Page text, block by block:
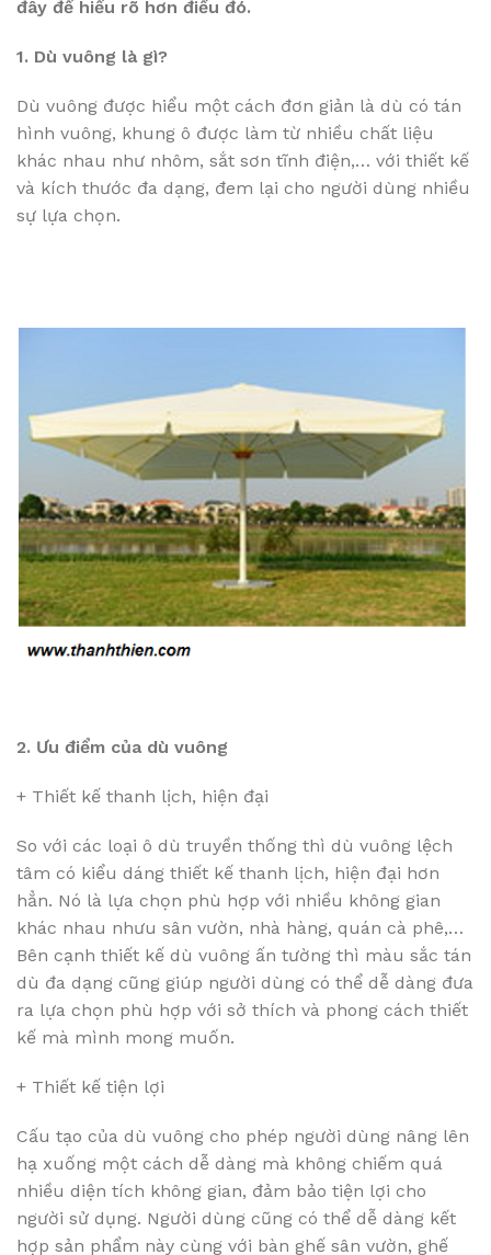
đây để hiểu rõ hơn điều đó.
1. Dù vuông là gì?
Dù vuông được hiểu một cách đơn giản là dù có tán
hình vuông, khung ô được làm từ nhiều chất liệu
khác nhau như nhôm, sắt sơn tĩnh điện,… với thiết kế
và kích thước đa dạng, đem lại cho người dùng nhiều
sự lựa chọn.
2. Ưu điểm của dù vuông
+ Thiết kế thanh lịch, hiện đại
So với các loại ô dù truyền thống thì dù vuông lệch
tâm có kiểu dáng thiết kế thanh lịch, hiện đại hơn
hẳn. Nó là lựa chọn phù hợp với nhiều không gian
khác nhau nhưu sân vườn, nhà hàng, quán cà phê,…
Bên cạnh thiết kế dù vuông ấn tường thì màu sắc tán
dù đa dạng cũng giúp người dùng có thể dễ dàng đưa
ra lựa chọn phù hợp với sở thích và phong cách thiết
kế mà mình mong muốn.
+ Thiết kế tiện lợi
Cấu tạo của dù vuông cho phép người dùng nâng lên
hạ xuống một cách dễ dàng mà không chiếm quá
nhiều diện tích không gian, đảm bảo tiện lợi cho
người sử dụng. Người dùng cũng có thể dễ dàng kết
hợp sản phẩm này cùng với bàn ghế sân vườn, ghế